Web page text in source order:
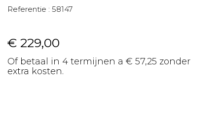
Referentie : 58147
€ 229,00
Of betaal in 4 termijnen a € 57,25 zonder
extra kosten.